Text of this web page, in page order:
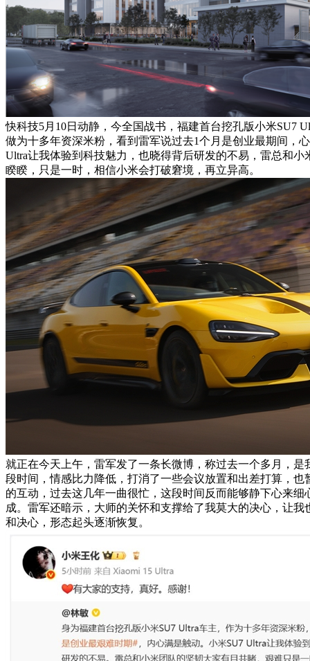
快科技5月10日动静，今全国战书，福建首台挖孔版小米SU7
做为十多年资深米粉，看到雷军说过去1个月是创业最期间，
Ultra让我体验到科技魅力，也晓得背后研发的不易，雷总和小
睽睽，只是一时，相信小米会打破窘境，再立异高。
就正在今天上午，雷军发了一条长微博，称过去一个多月，是
段时间，情感比力降低，打消了一些会议放置和出差打算，也
的互动，过去这几年一曲很忙，这段时间反而能够静下心来细
成。雷军还暗示，大师的关怀和支撑给了我莫大的决心，让我
和决心，形态起头逐渐恢复。